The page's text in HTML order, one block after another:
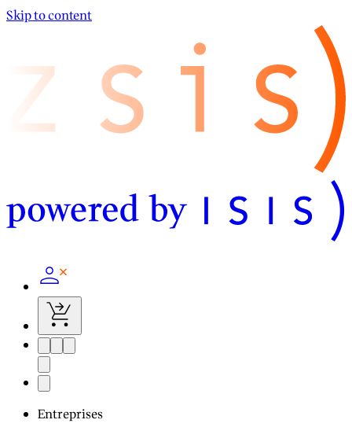
Skip to content
Entreprises